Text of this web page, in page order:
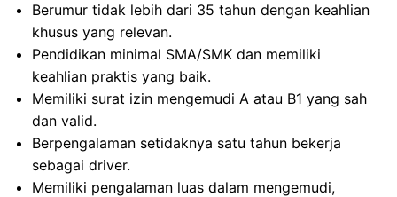
Berumur tidak lebih dari 35 tahun dengan keahlian
khusus yang relevan.
Pendidikan minimal SMA/SMK dan memiliki
keahlian praktis yang baik.
Memiliki surat izin mengemudi A atau B1 yang sah
dan valid.
Berpengalaman setidaknya satu tahun bekerja
sebagai driver.
Memiliki pengalaman luas dalam mengemudi,